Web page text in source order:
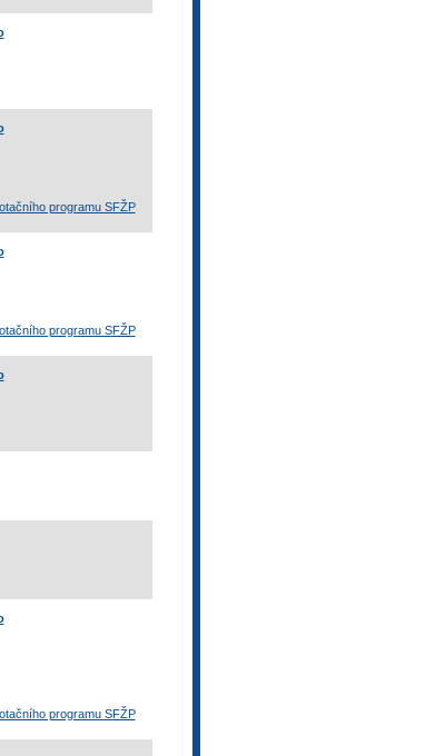
programu SFŽP
programu SFŽP
programu SFŽP